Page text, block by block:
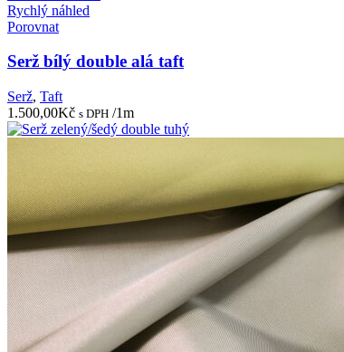
Rychlý náhled
Porovnat
Serž bílý double alá taft
Serž, Taft
1.500,00Kč s DPH /1m